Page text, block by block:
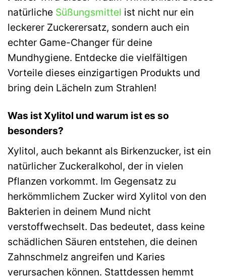
natürliche Süßungsmittel ist nicht nur ein
leckerer Zuckerersatz, sondern auch ein
echter Game-Changer für deine
Mundhygiene. Entdecke die vielfältigen
Vorteile dieses einzigartigen Produkts und
bring dein Lächeln zum Strahlen!
Was ist Xylitol und warum ist es so
besonders?
Xylitol, auch bekannt als Birkenzucker, ist ein
natürlicher Zuckeralkohol, der in vielen
Pflanzen vorkommt. Im Gegensatz zu
herkömmlichem Zucker wird Xylitol von den
Bakterien in deinem Mund nicht
verstoffwechselt. Das bedeutet, dass keine
schädlichen Säuren entstehen, die deinen
Zahnschmelz angreifen und Karies
verursachen können. Stattdessen hemmt